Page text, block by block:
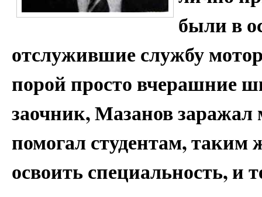
были в
отслужившие службу
порой просто вчерашние
заочник, Мазанов
помогал студентам, таким
освоить специальность, и